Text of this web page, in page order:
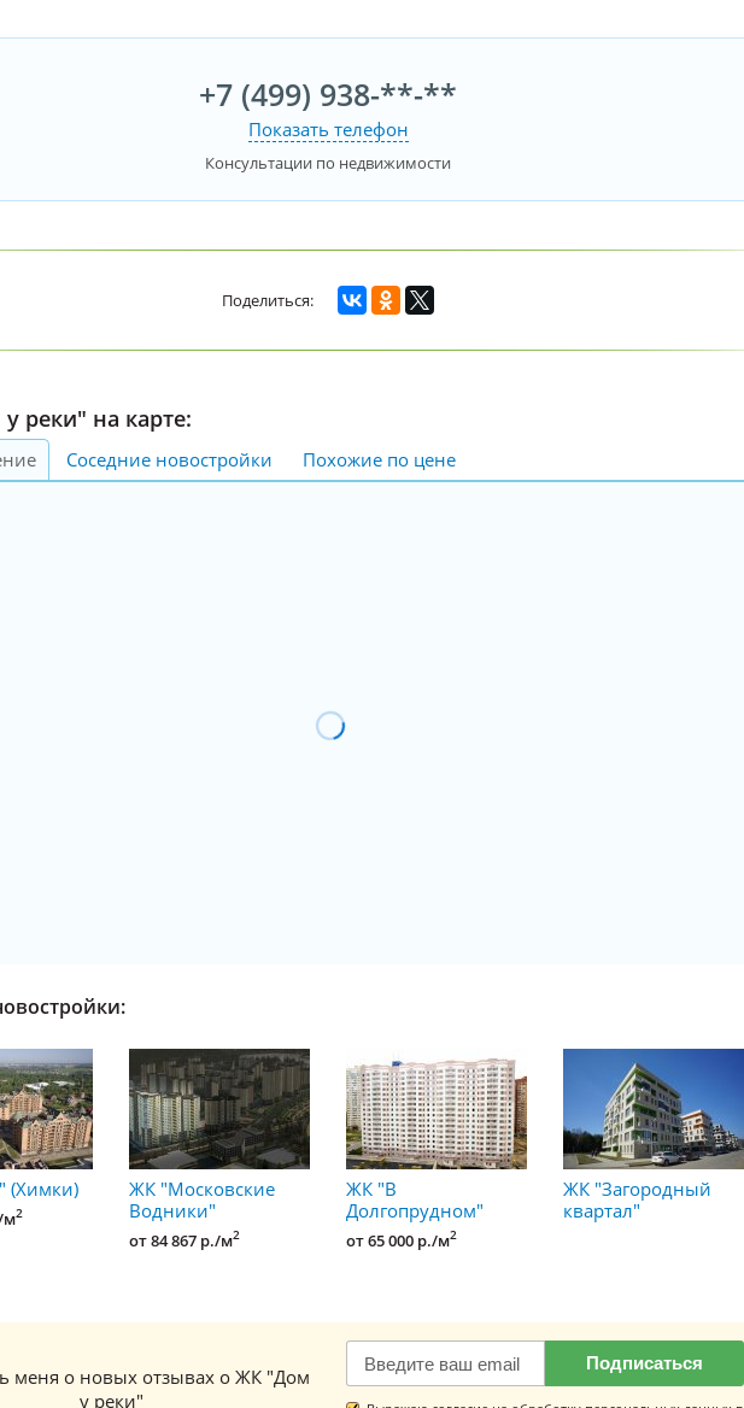
+7 (499) 938-**-**
Показать телефон
Консультации по недвижимости
реки" на карте:
Соседние новостройки Похожие по цене
(Химки)
м2
ЖК "Московские
Водники"
от 84 867 р./м2
ЖК "В
Долгопрудном"
от 65 000 р./м2
ЖК "Загородный
квартал"
меня о новых отзывах о ЖК "Дом
у реки"
Подписаться